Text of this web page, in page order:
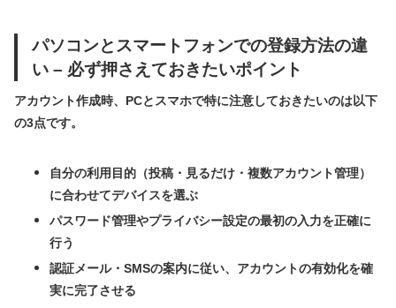
パソコンとスマートフォンでの登録方法の違
い – 必ず押さえておきたいポイント
アカウント作成時、PCとスマホで特に注意しておきたいのは以下
の3点です。
自分の利用目的（投稿・見るだけ・複数アカウント管理）
に合わせてデバイスを選ぶ
パスワード管理やプライバシー設定の最初の入力を正確に
行う
認証メール・SMSの案内に従い、アカウントの有効化を確
実に完了させる